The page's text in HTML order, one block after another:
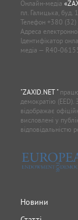
Онлайн-медіа
пл. Галицька, буд.
Телефон +380
Адреса
Ідентифікатор
медіа — R40-
"ZAXID.NET "
демократію (EED).
відображає
висловлені у
відповідальністю
Новини